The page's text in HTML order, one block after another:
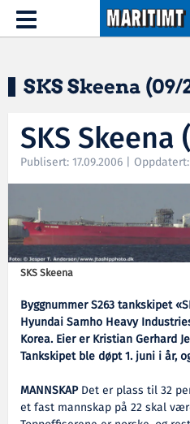
Hopp til hovedinnhold
Toggle
navigation
SKS Skeena (09/
SKS
Publisert: 17.09.2006 | Oppdatert:
SKS Skeena
Byggnummer S263 tankskipet
Hyundai Samho Heavy
Korea. Eier er Kristian Gerhard
Tankskipet ble døpt 1. juni i år,
MANNSKAPDet er plass til 32
et fast mannskap på 22 skal